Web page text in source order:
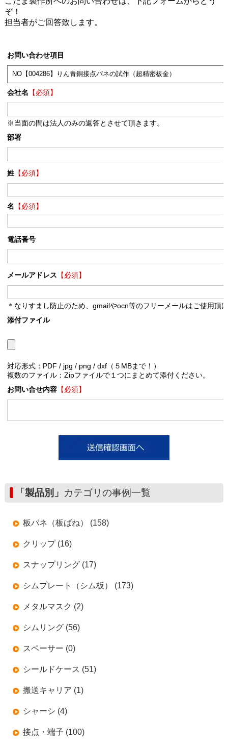
ぞ！
担当者がご回答致します。
お問い合わせ項目
会社名 【必須】
※当面の間は法人のみの返答とさせて頂きます。
部署
姓【必須】
名 【必須】
電話番号
メールアドレス 【必須】
＊なりすまし防止のため、gmailやocn等のフリーメールはご使用頂
添付ファイル
対応形式：PDF / jpg / png / dxf（５MBまで！）
複数のファイル：Zipファイルで１つにまとめて添付ください。
お問い合せ内容【必須】
「製品別」 カテゴリの事例一覧
板バネ（板ばね） (158)
クリップ (16)
スナップリング (17)
シムプレート（シム板） (173)
メタルマスク (2)
シムリング (56)
スペーサー (0)
シールドケース (51)
搬送キャリア (1)
シャーシ (4)
接点・端子 (100)